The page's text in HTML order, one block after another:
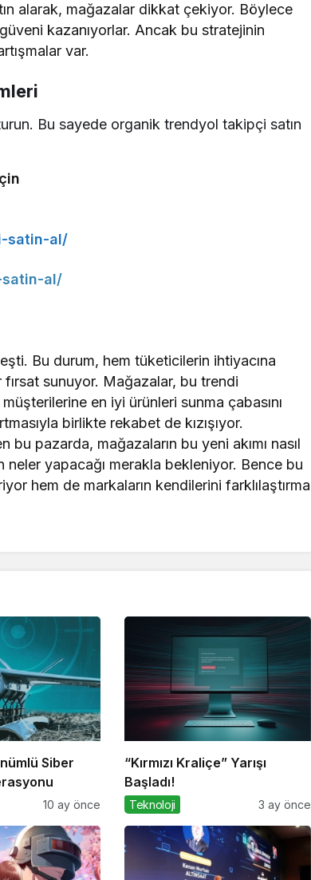
alarak, mağazalar dikkat çekiyor. Böylece
kazanıyorlar. Ancak bu stratejinin
var.
Bu sayede organik trendyol takipçi satın
satin-al/
al/
Bu durum, hem tüketicilerin ihtiyacına
sunuyor. Mağazalar, bu trendi
en iyi ürünleri sunma çabasını
birlikte rekabet de kızışıyor.
pazarda, mağazaların bu yeni akımı nasıl
yapacağı merakla bekleniyor. Bence bu
hem de markaların kendilerini farklılaştırma
Siber
10 ay önce
“Kırmızı Kraliçe” Yarışı
Başladı!
Teknoloji 3 ay önce